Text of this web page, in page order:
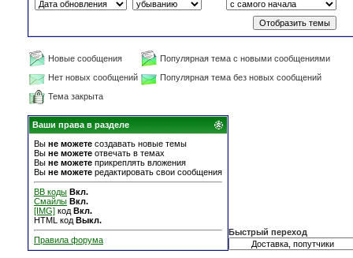
Новые сообщения
Популярная тема с новыми сообщениями
Нет новых сообщений
Популярная тема без новых сообщений
Тема закрыта
Ваши права в разделе
Вы не можете создавать новые темы
Вы не можете отвечать в темах
Вы не можете прикреплять вложения
Вы не можете редактировать свои сообщения
BB коды Вкл.
Смайлы Вкл.
[IMG] код Вкл.
HTML код Выкл.
Правила форума
Быстрый переход